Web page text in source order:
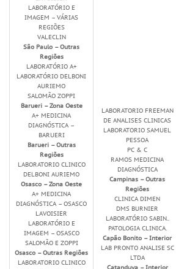
LABORATÓRIO E
IMAGEM – VÁRIAS
REGIÕES
VALECLIN
São Paulo – Outras
Regiões
LABORATÓRIO A+
LABORATÓRIO DELBONI
AURIEMO
SALOMÃO ZOPPI
Barueri – Zona Oeste
A+ MEDICINA
DIAGNÓSTICA –
BARUERI
Barueri – Outras
Regiões
LABORATORIO CLINICO
DELBONI AURIEMO
Osasco – Zona Oeste
A+ MEDICINA
DIAGNÓSTICA – OSASCO
LAVOISIER
LABORATÓRIO E
IMAGEM – OSASCO
SALOMÃO E ZOPPI
Osasco – Outras Regiões
LABORATORIO CLINICO
LABORATORIO FREEMAN
DE ANALISES CLINICAS
LABORATORIO SAMUEL
PESSOA
PC & C
RAMOS MEDICINA
DIAGNÓSTICA
Campinas – Outras
Regiões
CLINICA DIMEN
DMS BURNIER
LABORATÓRIO SABIN..
PATOLOGIA CLINICA.
Capão Bonito – Interior
LAB PRONTO ANALISE SC
LTDA